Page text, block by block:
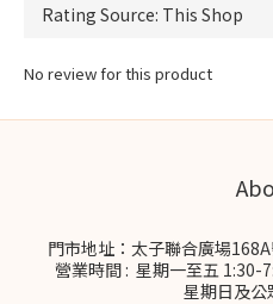
No review for this product
門市地址：太子聯合廣場
營業時間 : 星期一至五
星期日及公